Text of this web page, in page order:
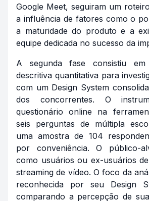
Google Meet, seguiram um
a influência de fatores como o
a maturidade do produto e a
equipe dedicada no sucesso da
A segunda fase consistiu em
descritiva quantitativa para
com um Design System
dos concorrentes. O
questionário online na
seis perguntas de múltipla
uma amostra de 104
por conveniência. O público-
como usuários ou ex-usuários
streaming de vídeo. O foco da
reconhecida por seu Design
comparando a percepção de